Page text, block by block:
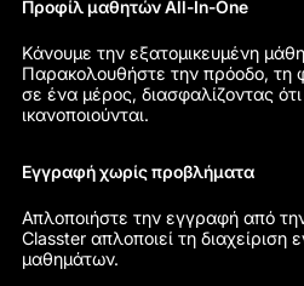
Προφίλ μαθητών All-In-One
Κάνουμε την εξατομικευμένη
Παρακολουθήστε την πρόοδο, τη
σε ένα μέρος, διασφαλίζοντας
ικανοποιούνται.
Εγγραφή χωρίς προβλήματα
Απλοποιήστε την εγγραφή από
Classter απλοποιεί τη διαχείριση
μαθημάτων.